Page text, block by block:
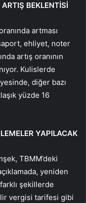
BEKLENTİSİ
artması
ehliyet, noter
artış oranının
Kulislerde
diğer bazı
yüzde 16
YAPILACAK
TBMM’deki
yeniden
şekillerde
vergisi tarifesi gibi